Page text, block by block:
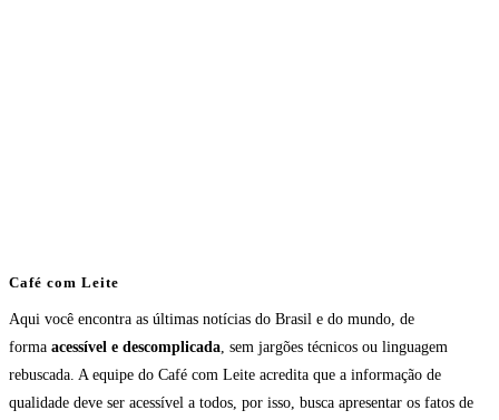
Café com Leite
Aqui você encontra as últimas notícias do Brasil e do mundo, de
forma acessível e descomplicada, sem jargões técnicos ou linguagem
rebuscada. A equipe do Café com Leite acredita que a informação de
qualidade deve ser acessível a todos, por isso, busca apresentar os fatos de